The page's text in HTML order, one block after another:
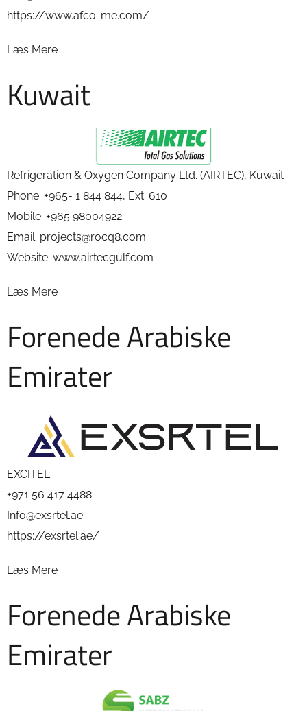
https://www.afco-me.com/
Læs Mere
Kuwait
Refrigeration & Oxygen Company Ltd. (AIRTEC), Kuwait
Phone: +965- 1 844 844, Ext: 610
Mobile: +965 98004922
Email: projects@rocq8.com
Website: www.airtecgulf.com
Læs Mere
Forenede Arabiske
Emirater
EXCITEL
+971 56 417 4488
Info@exsrtel.ae
https://exsrtel.ae/
Læs Mere
Forenede Arabiske
Emirater